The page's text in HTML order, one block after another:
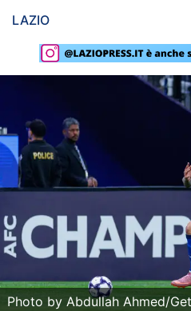
Lazio Women
Rassegna Lazio
Calcio
Serie A
Champions League
Europa League
Altri Sport
Formula 1
LAZIO
Photo by Abdullah Ahmed/